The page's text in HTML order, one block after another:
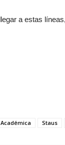
a estas
Staus